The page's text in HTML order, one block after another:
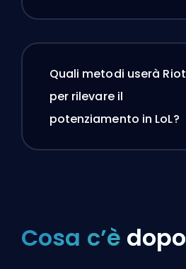
Quali metodi userà Riot
per rilevare il
potenziamento in LoL?
Cosa c’è dopo